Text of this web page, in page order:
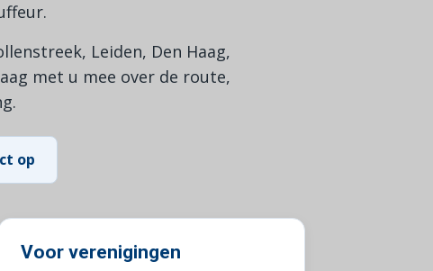
Leiden, Den Haag,
met u mee over de route,
op
Voor verenigingen